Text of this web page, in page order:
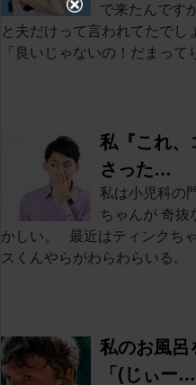
で来たんです
と夫だけって言われてたで
「良いじゃないの！だまって
私『これ、
さった…
私は小児科の
ちゃんが 奇抜
かしい。 最近はティンクち
スくんやらがわらわらいる
私のお風呂
「(じぃー…